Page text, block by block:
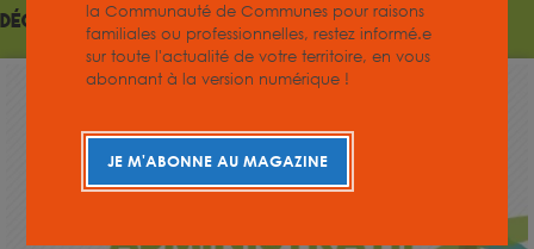
Décision 2024 / n°59
la Communauté de Communes pour raisons
familiales ou professionnelles, restez informé.e
sur toute l'actualité de votre territoire, en vous
abonnant à la version numérique !
JE M'ABONNE AU MAGAZINE